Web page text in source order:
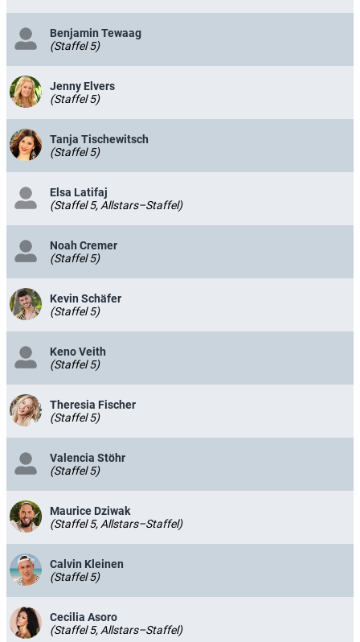
Benjamin Tewaag
(Staffel 5)
Jenny Elvers
(Staffel 5)
Tanja Tischewitsch
(Staffel 5)
Elsa Latifaj
(Staffel 5, Allstars–Staffel)
Noah Cremer
(Staffel 5)
Kevin Schäfer
(Staffel 5)
Keno Veith
(Staffel 5)
Theresia Fischer
(Staffel 5)
Valencia Stöhr
(Staffel 5)
Maurice Dziwak
(Staffel 5, Allstars–Staffel)
Calvin Kleinen
(Staffel 5)
Cecilia Asoro
(Staffel 5, Allstars–Staffel)